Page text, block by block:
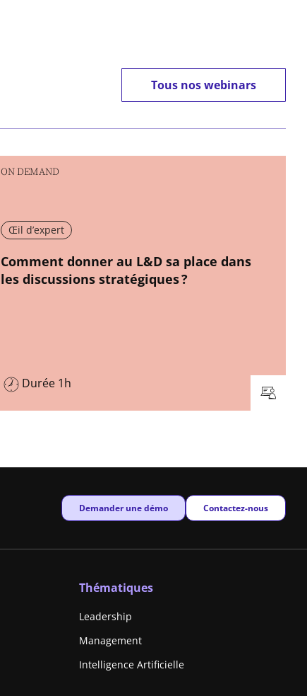
Tous nos webinars
ON DEMAND
Œil d’expert
New window
Comment donner au L&D sa place dans
les discussions stratégiques ?
Durée 1h
New window
Demander une démo New window
Contactez-nous
Thématiques
Leadership
Management
Intelligence Artificielle